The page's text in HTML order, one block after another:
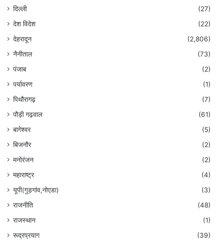
दिल्ली
(27)
देश विदेश
(22)
देहरादून
(2,806)
नैनीताल
(73)
पंजाब
(2)
पर्यावरण
(1)
पिथौरागढ़
(7)
पौड़ी गढ़वाल
(61)
बागेश्वर
(5)
बिजनौर
(2)
मनोरंजन
(2)
महाराष्ट्र
(4)
यूपी(गुड़गांव,नोएडा)
(3)
राजनीति
(48)
राजस्थान
(1)
रूद्रप्रयाग
(39)